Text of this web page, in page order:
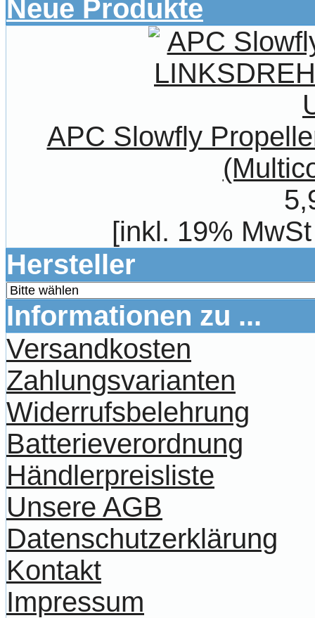
Neue Produkte
APC Slowfly
[inkl. 19%
Hersteller
Informationen zu ...
Versandkosten
Zahlungsvarianten
Widerrufsbelehrung
Batterieverordnung
Händlerpreisliste
Unsere AGB
Datenschutzerklärung
Kontakt
Impressum